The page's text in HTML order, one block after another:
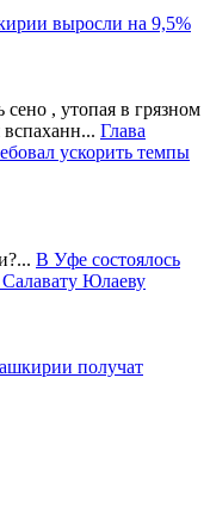
выросли на 9,5%
, утопая в грязном
Глава
ускорить темпы
В Уфе состоялось
Юлаеву
получат